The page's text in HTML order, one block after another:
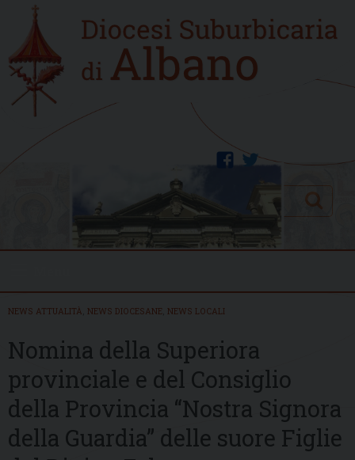
content
Home
new
twitter
facebook
Search
NEWS ATTUALITÀ NEWS DIOCESANE NEWS LOCALI
Nomina della Superiora
provinciale e del Consiglio
della Provincia “Nostra Signora
della Guardia” delle suore Figlie